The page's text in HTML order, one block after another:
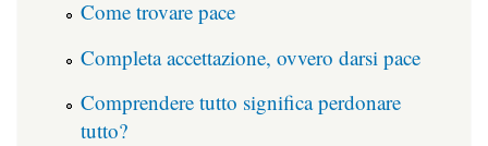
Come trovare pace
Completa accettazione, ovvero darsi pace
Comprendere tutto significa perdonare
tutto?